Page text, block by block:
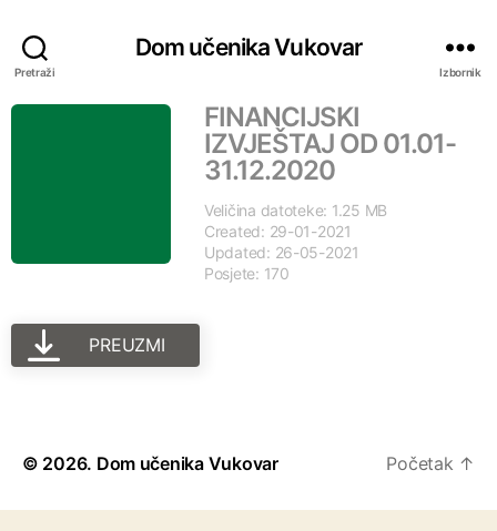
Pretraži
Dom učenika Vukovar
Izbornik
FINANCIJSKI
IZVJEŠTAJ OD 01.01-
31.12.2020
Veličina datoteke: 1.25 MB
Created: 29-01-2021
Updated: 26-05-2021
Posjete: 170
PREUZMI
© 2026. Dom učenika Vukovar Početak ↑